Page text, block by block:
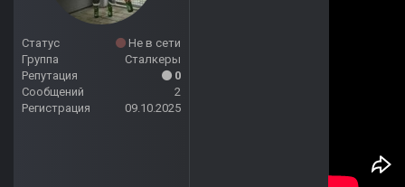
Статус
Не в сети
Группа
Сталкеры
Репутация
0
Сообщений
2
Регистрация
09.10.2025